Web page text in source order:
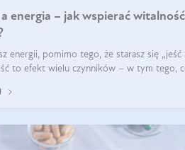
energia – jak wspierać
energii, pomimo tego, że starasz się „jeść
to efekt wielu czynników – w tym tego,
od osoby